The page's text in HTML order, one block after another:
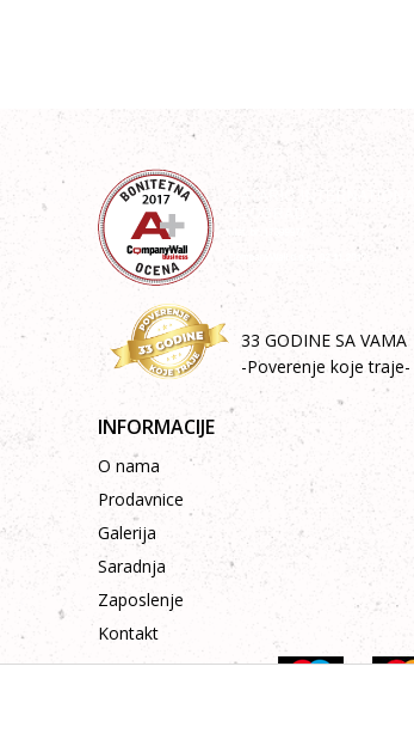
33 GODINE SA VAMA
-Poverenje koje traje-
INFORMACIJE
O nama
Prodavnice
Galerija
Saradnja
Zaposlenje
Kontakt